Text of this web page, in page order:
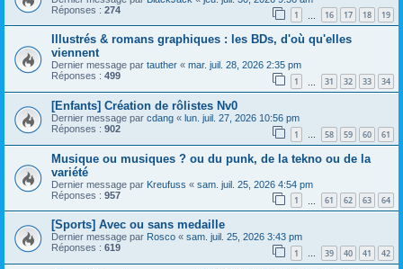
Réponses : 274 1 16 17 18 19
Illustrés & romans graphiques : les BDs, d'où qu'elles
viennent
Dernier message par tauther « mar. juil. 28, 2026 2:35 pm
Réponses : 499 1 31 32 33 34
[Enfants] Création de rôlistes Nv0
Dernier message par cdang « lun. juil. 27, 2026 10:56 pm
Réponses : 902 1 … 58 59 60 61
Musique ou musiques ? ou du punk, de la tekno ou de la
variété
Dernier message par Kreufuss « sam. juil. 25, 2026 4:54 pm
Réponses : 957 1 61 62 63 64
[Sports] Avec ou sans medaille
Dernier message par Rosco « sam. juil. 25, 2026 3:43 pm
Réponses : 619 1 … 39 40 41 42